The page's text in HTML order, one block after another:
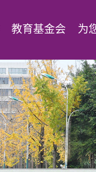
教育基金会 为